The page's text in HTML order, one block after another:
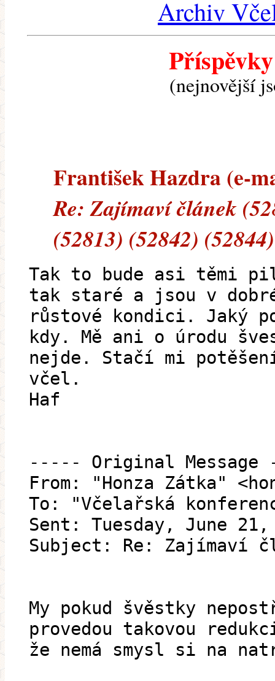
Archiv
(nejnovější
František Hazdra (e-
Re: Zajímaví článek
(52813) (52842)
Tak to bude asi těmi
tak staré a jsou v
růstové kondici. Jaký
kdy. Mě ani o úrodu
nejde. Stačí mi
včel.
Haf
----- Original
From: "Honza Zátka"
To: "Včelařská
Sent: Tuesday, June 21,
Subject: Re: Zajímaví
My pokud švěstky
provedou takovou
že nemá smysl si na